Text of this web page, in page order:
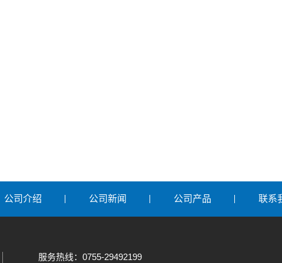
公司介绍 公司新闻 公司产品 联系
服务热线：0755-29492199